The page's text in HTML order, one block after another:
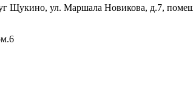
Щукино, ул. Маршала Новикова, д.7,